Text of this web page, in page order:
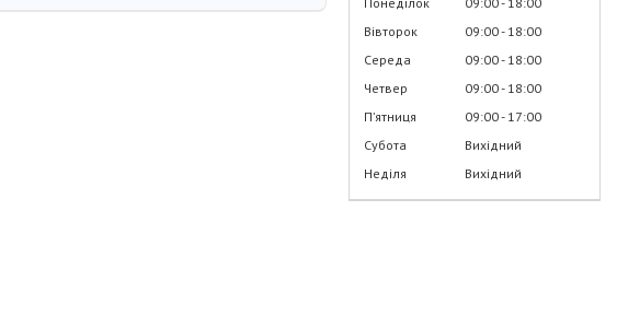
Вівторок
09:00 18:00
Середа
09:00 18:00
Четвер
09:00 18:00
Пʼятниця
09:00 17:00
Субота
Вихідний
Неділя
Вихідний